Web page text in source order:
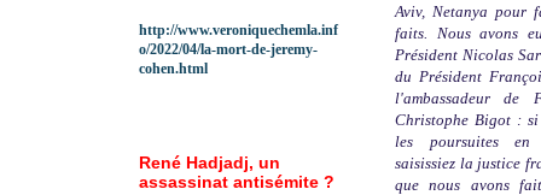
Aviv, Netanya pour
faits. Nous avons
Président Nicolas
du Président
l'ambassadeur de
Christophe Bigot : si
les poursuites
saisissiez la justice
que nous avons
http://www.veroniquechemla.inf
o/2022/04/la-mort-de-jeremy-
cohen.html
René Hadjadj, un
assassinat antisémite ?